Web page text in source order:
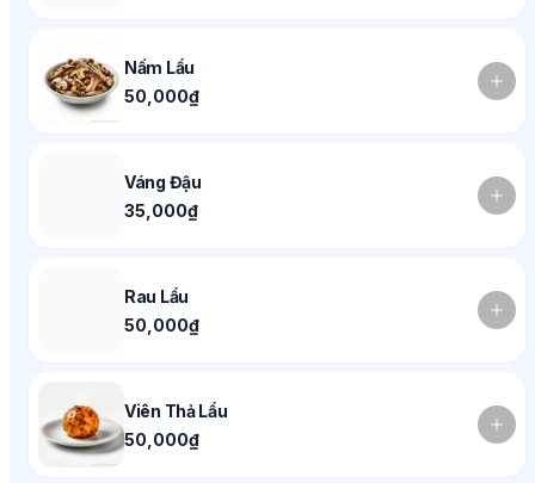
Nấm Lẩu
50,000₫
Váng Đậu
35,000₫
Rau Lẩu
50,000₫
Viên Thả Lẩu
50,000₫